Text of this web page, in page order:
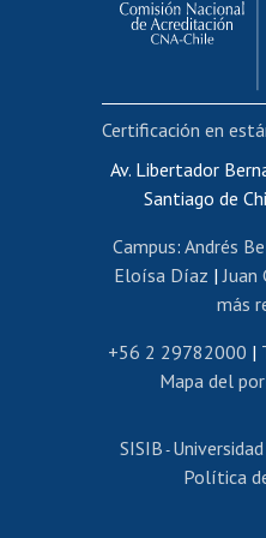
Cursos
Portal de
Certificado de
Editar
Revalidación y
Postulación al
Cursos
Av. Libertador
Santiago de
Campus: Andrés
Eloísa Díaz |Juan
más
+56 2 29782000 |
Mapa del
SISIB -
Política
Certificación en